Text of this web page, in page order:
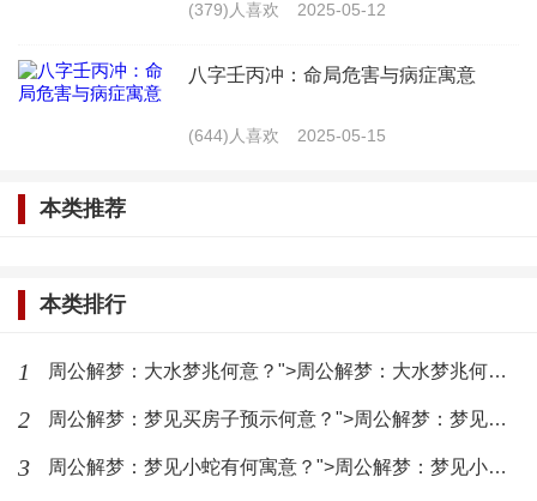
三、梦见自己杀人的应对策略
面对梦见自己杀人的梦境，我们可以采取以下策
方式，释放生活中的压力和焦虑，有助于改善梦境。
活中的困难和挑战，有助于改善梦境。
3. 寻求专业帮助：如果梦见自己杀人的梦境频繁
出现，并严重影响到日常生活，建议寻求心理咨询师
的帮助，以解决潜在的心理问题。
(379)人喜欢 2025-05-12
八字壬丙冲：命局危害与病症寓意
(644)人喜欢 2025-05-15
本类推荐
本类排行
1 周公解梦：大水梦兆何意？">周公解梦：大水梦兆何意？
2 周公解梦：梦见买房子预示何意？">周公解梦：梦见买房子预示何意？
3 周公解梦：梦见小蛇有何寓意？">周公解梦：梦见小蛇有何寓意？